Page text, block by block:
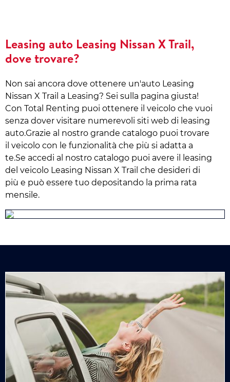
Leasing auto Leasing Nissan X Trail,
dove trovare?
Non sai ancora dove ottenere un'auto Leasing
Nissan X Trail a Leasing? Sei sulla pagina giusta!
Con Total Renting puoi ottenere il veicolo che vuoi
senza dover visitare numerevoli siti web di leasing
auto.Grazie al nostro grande catalogo puoi trovare
il veicolo con le funzionalità che più si adatta a
te.Se accedi al nostro catalogo puoi avere il leasing
del veicolo Leasing Nissan X Trail che desideri di
più e può essere tuo depositando la prima rata
mensile.